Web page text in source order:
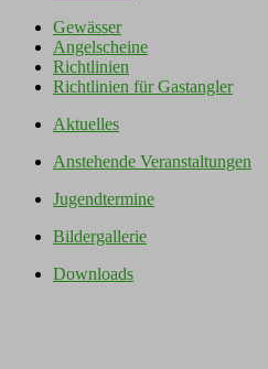
Gewässer
Angelscheine
Richtlinien
Richtlinien für Gastangler
Aktuelles
Anstehende Veranstaltungen
Jugendtermine
Bildergallerie
Downloads